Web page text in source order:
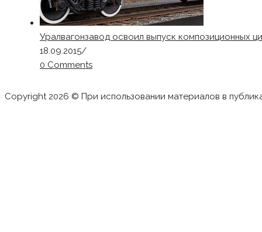
Уралвагонзавод освоил выпуск композиционных
18.09.2015/
0 Comments
Copyright 2026 © При использовании материалов в